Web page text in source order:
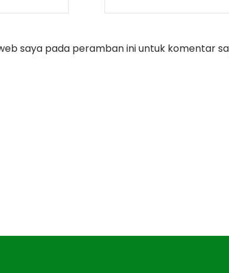
saya pada peramban ini untuk komentar